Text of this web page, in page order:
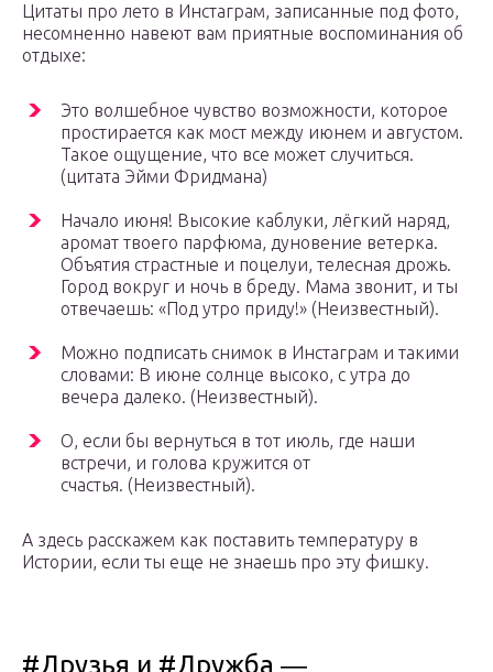
Цитаты про лето в Инстаграм, записанные под фото,
несомненно навеют вам приятные воспоминания об
отдыхе:
Это волшебное чувство возможности, которое
простирается как мост между июнем и августом.
Такое ощущение, что все может случиться.
(цитата Эйми Фридмана)
Начало июня! Высокие каблуки, лёгкий наряд,
аромат твоего парфюма, дуновение ветерка.
Объятия страстные и поцелуи, телесная дрожь.
Город вокруг и ночь в бреду. Мама звонит, и ты
отвечаешь: «Под утро приду!» (Неизвестный).
Можно подписать снимок в Инстаграм и такими
словами: В июне солнце высоко, с утра до
вечера далеко. (Неизвестный).
О, если бы вернуться в тот июль, где наши
встречи, и голова кружится от
счастья. (Неизвестный).
А здесь расскажем как поставить температуру в
Истории, если ты еще не знаешь про эту фишку.
#Друзья и #Дружба ―